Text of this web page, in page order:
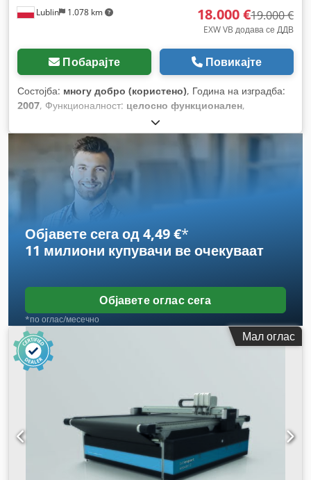
Lublin 1.078 km 18.000 €19.000 €
EXW VB додава се ДДВ
Побарајте Повикајте
Состојба: многу добро (користено), Година на изградба:
2007, Функционалност: целосно функционален,
Објавете сега од 4,49 €*
11 милиони купувачи ве очекуваат
Објавете оглас сега
*по оглас/месечно
Мал оглас